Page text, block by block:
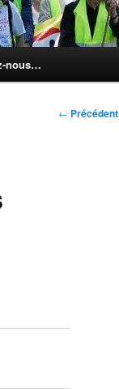
nous…
Navigation
← Précédent